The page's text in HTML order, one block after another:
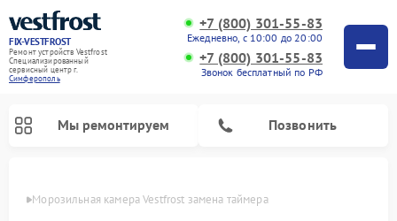
FIX-VESTFROST
Ремонт устройств Vestfrost
Специализированный
cервисный центр г.
Симферополь
+7 (800) 301-55-83
Ежедневно, с 10:00 до 20:00
+7 (800) 301-55-83
Звонок бесплатный по РФ
Мы ремонтируем Позвонить
Морозильная камера Vestfrost замена таймера